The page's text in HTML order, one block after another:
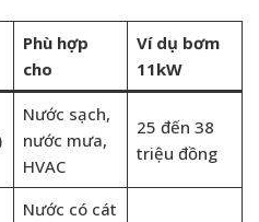
Phù hợp
cho
Ví dụ bơm
11kW
Nước sạch,
nước mưa,
HVAC
25 đến 38
triệu đồng
Nước có cát